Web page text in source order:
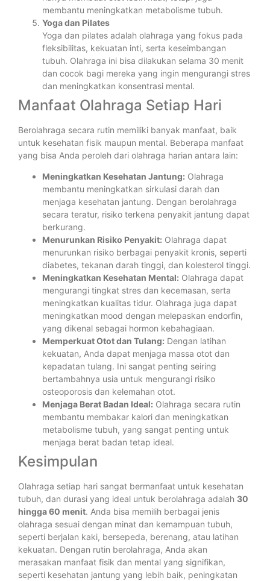
membantu meningkatkan metabolisme tubuh.
Yoga dan Pilates
Yoga dan pilates adalah olahraga yang fokus pada
fleksibilitas, kekuatan inti, serta keseimbangan
tubuh. Olahraga ini bisa dilakukan selama 30 menit
dan cocok bagi mereka yang ingin mengurangi stres
dan meningkatkan konsentrasi mental.
Manfaat Olahraga Setiap Hari
Berolahraga secara rutin memiliki banyak manfaat, baik
untuk kesehatan fisik maupun mental. Beberapa manfaat
yang bisa Anda peroleh dari olahraga harian antara lain:
Meningkatkan Kesehatan Jantung: Olahraga
membantu meningkatkan sirkulasi darah dan
menjaga kesehatan jantung. Dengan berolahraga
secara teratur, risiko terkena penyakit jantung dapat
berkurang.
Menurunkan Risiko Penyakit: Olahraga dapat
menurunkan risiko berbagai penyakit kronis, seperti
diabetes, tekanan darah tinggi, dan kolesterol tinggi.
Meningkatkan Kesehatan Mental: Olahraga dapat
mengurangi tingkat stres dan kecemasan, serta
meningkatkan kualitas tidur. Olahraga juga dapat
meningkatkan mood dengan melepaskan endorfin,
yang dikenal sebagai hormon kebahagiaan.
Memperkuat Otot dan Tulang: Dengan latihan
kekuatan, Anda dapat menjaga massa otot dan
kepadatan tulang. Ini sangat penting seiring
bertambahnya usia untuk mengurangi risiko
osteoporosis dan kelemahan otot.
Menjaga Berat Badan Ideal: Olahraga secara rutin
membantu membakar kalori dan meningkatkan
metabolisme tubuh, yang sangat penting untuk
menjaga berat badan tetap ideal.
Kesimpulan
Olahraga setiap hari sangat bermanfaat untuk kesehatan
tubuh, dan durasi yang ideal untuk berolahraga adalah 30
hingga 60 menit. Anda bisa memilih berbagai jenis
olahraga sesuai dengan minat dan kemampuan tubuh,
seperti berjalan kaki, bersepeda, berenang, atau latihan
kekuatan. Dengan rutin berolahraga, Anda akan
merasakan manfaat fisik dan mental yang signifikan,
seperti kesehatan jantung yang lebih baik, peningkatan